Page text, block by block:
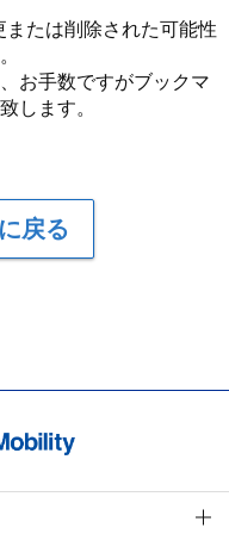
たは削除された可能性
お手数ですがブックマ
します。
戻る